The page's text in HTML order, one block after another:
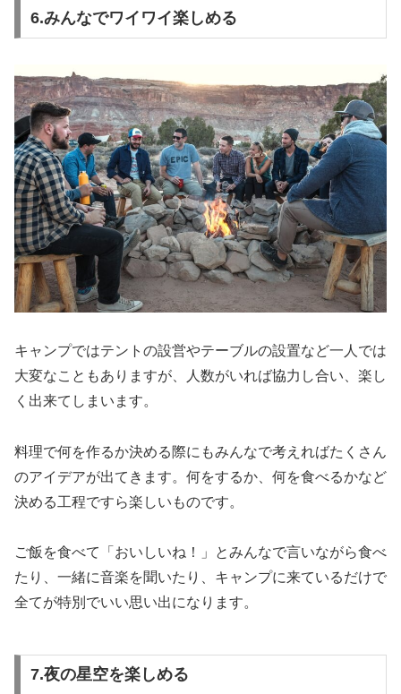
6.みんなでワイワイ楽しめる
キャンプではテントの設営やテーブルの設置など一人では
大変なこともありますが、人数がいれば協力し合い、楽し
く出来てしまいます。
料理で何を作るか決める際にもみんなで考えればたくさん
のアイデアが出てきます。何をするか、何を食べるかなど
決める工程ですら楽しいものです。
ご飯を食べて「おいしいね！」とみんなで言いながら食べ
たり、一緒に音楽を聞いたり、キャンプに来ているだけで
全てが特別でいい思い出になります。
7.夜の星空を楽しめる